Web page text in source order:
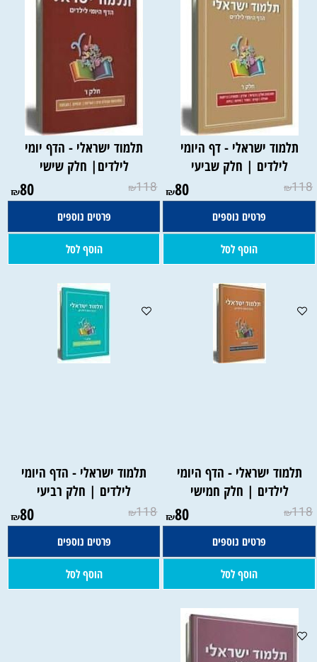
תלמוד ישראלי - דף היומי
לילדים | חלק שביעי
₪118
₪80
פרטים נוספים
הוסף לסל
תלמוד ישראלי - הדף יומי
לילדים| חלק שישי
₪118
₪80
פרטים נוספים
הוסף לסל
תלמוד ישראלי - הדף היומי
לילדים | חלק חמישי
₪118
₪80
פרטים נוספים
הוסף לסל
תלמוד ישראלי - הדף היומי
לילדים | חלק רביעי
₪118
₪80
פרטים נוספים
הוסף לסל